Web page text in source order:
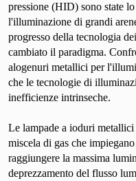
pressione (HID) sono state
l'illuminazione di grandi
progresso della tecnologia
cambiato il paradigma.
alogenuri metallici per
che le tecnologie di
inefficienze intrinseche.
Le lampade a ioduri metallici
miscela di gas che
raggiungere la massima
deprezzamento del flusso